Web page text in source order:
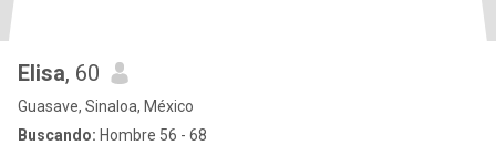
Elisa, 60
Guasave, Sinaloa, México
Buscando: Hombre 56 - 68